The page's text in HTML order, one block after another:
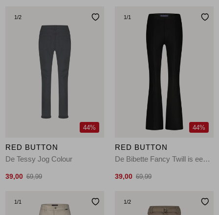
1/2
44%
RED BUTTON
De Tessy Jog Colour
39,00 69,99
1/1
44%
RED BUTTON
De Bibette Fancy Twill is een flare broek met een
39,00 69,99
1/1 1/2